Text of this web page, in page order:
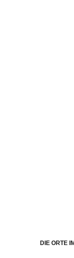
DIE ORTE